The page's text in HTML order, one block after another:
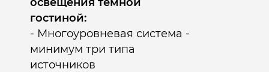
гостиной:
- Многоуровневая система -
минимум три типа
источников